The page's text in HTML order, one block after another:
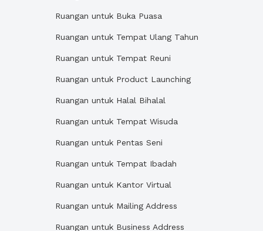
Ruangan untuk Buka Puasa
Ruangan untuk Tempat Ulang Tahun
Ruangan untuk Tempat Reuni
Ruangan untuk Product Launching
Ruangan untuk Halal Bihalal
Ruangan untuk Tempat Wisuda
Ruangan untuk Pentas Seni
Ruangan untuk Tempat Ibadah
Ruangan untuk Kantor Virtual
Ruangan untuk Mailing Address
Ruangan untuk Business Address